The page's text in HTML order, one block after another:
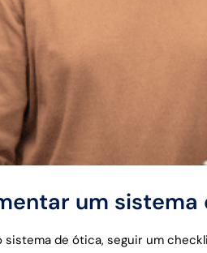
um
sistema de ótica, seguir um